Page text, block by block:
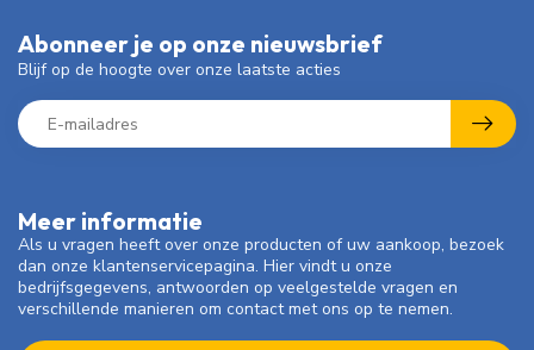
Meer informatie
Als u vragen heeft over onze producten of uw aankoop, bezoek
dan onze klantenservicepagina. Hier vindt u onze
bedrijfsgegevens, antwoorden op veelgestelde vragen en
verschillende manieren om contact met ons op te nemen.
Abonneer je op onze nieuwsbrief
Blijf op de hoogte over onze laatste acties